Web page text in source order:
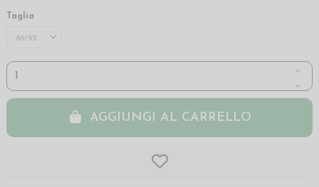
Taglia
AGGIUNGI AL CARRELLO